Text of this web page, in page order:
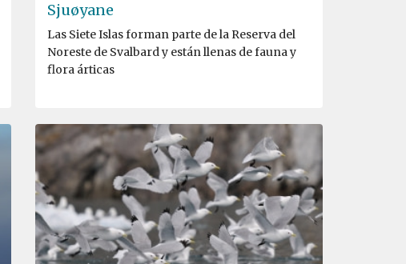
Sjuøyane
Las Siete Islas forman parte de la Reserva del
Noreste de Svalbard y están llenas de fauna y
flora árticas